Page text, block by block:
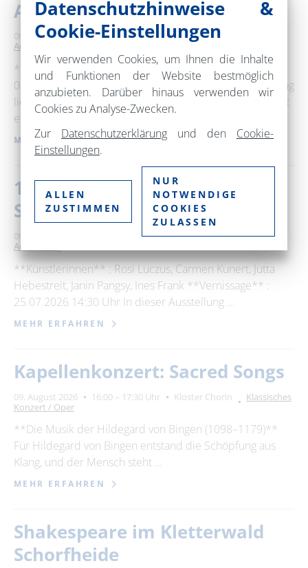
Ausbeutung
09. August 2026 14:00 – 16:00 Uhr
Maria Magdalenen Kirche
Ausstellung
**Eröffnung:09.08.2026 um 10:15** **Die Ausstellung:
09.08.2026 bis 13.09.2026** Unsere INKOTA-Ausstellung
liefert wertvolle Informationen rund um Kaffee. Du lernst
etwas über …
MEHR ERFAHREN
171. Ausstellung: Sonne-Meer-
Strand-GUT
09. August 2026 14:30 – 18:00 Uhr
Zainhammer Mühle
Ausstellung
**Künstlerinnen** : Rosi Luczus, Carmen Kunert, Jutta
Hebestreit, Janin Pangsy, Ines Frank **Vernissage** :
25.07.2026 14:30 Uhr In dieser Ausstellung …
MEHR ERFAHREN
Kapellenkonzert: Sacred Songs
09. August 2026 16:00 – 17:30 Uhr Kloster Chorin
Klassisches
Konzert / Oper
**Die Musik der Hildegard von Bingen (1098–1179)**
Für Hildegard von Bingen entstand die Schöpfung aus
Klang, und der Mensch steht …
MEHR ERFAHREN
Shakespeare im Kletterwald
Schorfheide
Datenschutzhinweise &
Cookie-Einstellungen
Wir verwenden Cookies, um Ihnen die Inhalte
und Funktionen der Website bestmöglich
anzubieten. Darüber hinaus verwenden wir
Cookies zu Analyse-Zwecken.
Zur Datenschutzerklärung und den Cookie-
Einstellungen.
ALLEN
ZUSTIMMEN
NUR
NOTWENDIGE
COOKIES
ZULASSEN